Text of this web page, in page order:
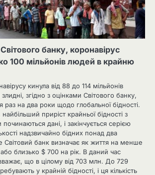
банку, коронавірус
100 мільйонів людей в крайню
кинула від 88 до 114 мільйонів
згідно з оцінками Світового банку,
раз на два роки щодо глобальної бідності.
приріст крайньої бідності з
дані, і закінчується серією
надзвичайно бідних понад два
Світовий банк визначає як життя на менше
близько $ 700 на рік. В даний час
що в цілому від 703 млн. До 729
у крайній бідності, і ця кількість